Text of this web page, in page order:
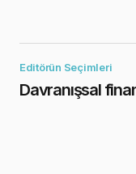
Editörün Seçimleri
Davranışsal